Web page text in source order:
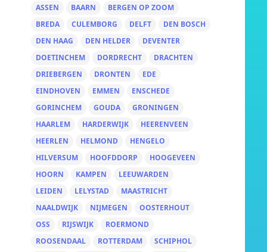
ASSEN
BAARN
BERGEN OP ZOOM
BREDA
CULEMBORG DELFT
DEN BOSCH
DEN HAAG
DEN HELDER
DEVENTER
DOETINCHEM
DORDRECHT
DRACHTEN
DRIEBERGEN
DRONTEN
EDE
EINDHOVEN
EMMEN
ENSCHEDE
GORINCHEM
GOUDA
GRONINGEN
HAARLEM
HARDERWIJK
HEERENVEEN
HEERLEN
HELMOND
HENGELO
HILVERSUM
HOOFDDORP
HOOGEVEEN
HOORN
KAMPEN
LEEUWARDEN
LEIDEN
LELYSTAD
MAASTRICHT
NAALDWIJK
NIJMEGEN
OOSTERHOUT
OSS
RIJSWIJK
ROERMOND
ROOSENDAAL
ROTTERDAM
SCHIPHOL